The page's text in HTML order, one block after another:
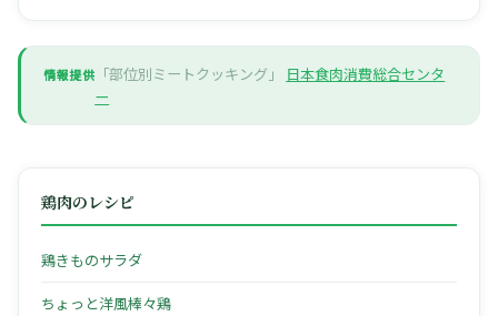
情報提供 「部位別ミートクッキング」
日本食肉消費総合センタ
ー
鶏肉のレシピ
鶏きものサラダ
ちょっと洋風棒々鶏